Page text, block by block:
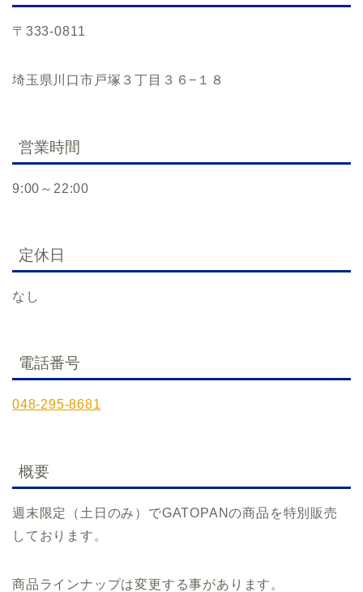
〒333-0811
埼玉県川口市戸塚３丁目３６−１８
営業時間
9:00～22:00
定休日
なし
電話番号
048-295-8681
概要
週末限定（土日のみ）でGATOPANの商品を特別販売
しております。
商品ラインナップは変更する事があります。